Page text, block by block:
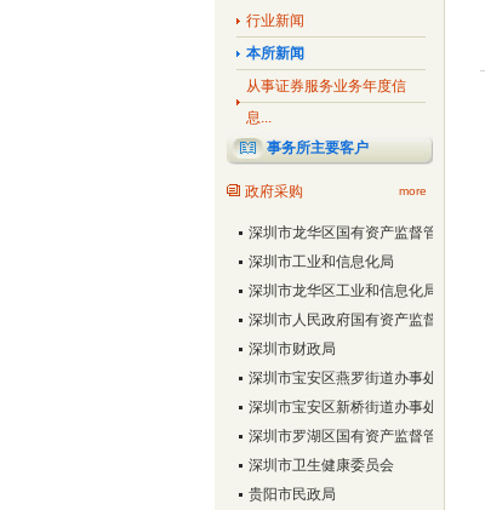
科植物保护研究中心原法定代表人刘仲健
所中标广东省丝绸纺织集团有限公司及下
市宝安区石岩街道办事处委托，并对其
服务类预选承包商。 我所中标深圳市政
区财政局审计项目协审单位 我所中标深
事处所下属深圳市蛇口后海实业股份有
司等9家股份合作清产核资审计
行业新闻
本所新闻
从事证券服务业务年度信
息...
事务所主要客户
政府采购 more
深圳市龙华区国有资产监督管理局
深圳市工业和信息化局
深圳市龙华区工业和信息化局
深圳市人民政府国有资产监督管理委
深圳市财政局
深圳市宝安区燕罗街道办事处
深圳市宝安区新桥街道办事处
深圳市罗湖区国有资产监督管理局
深圳市卫生健康委员会
贵阳市民政局